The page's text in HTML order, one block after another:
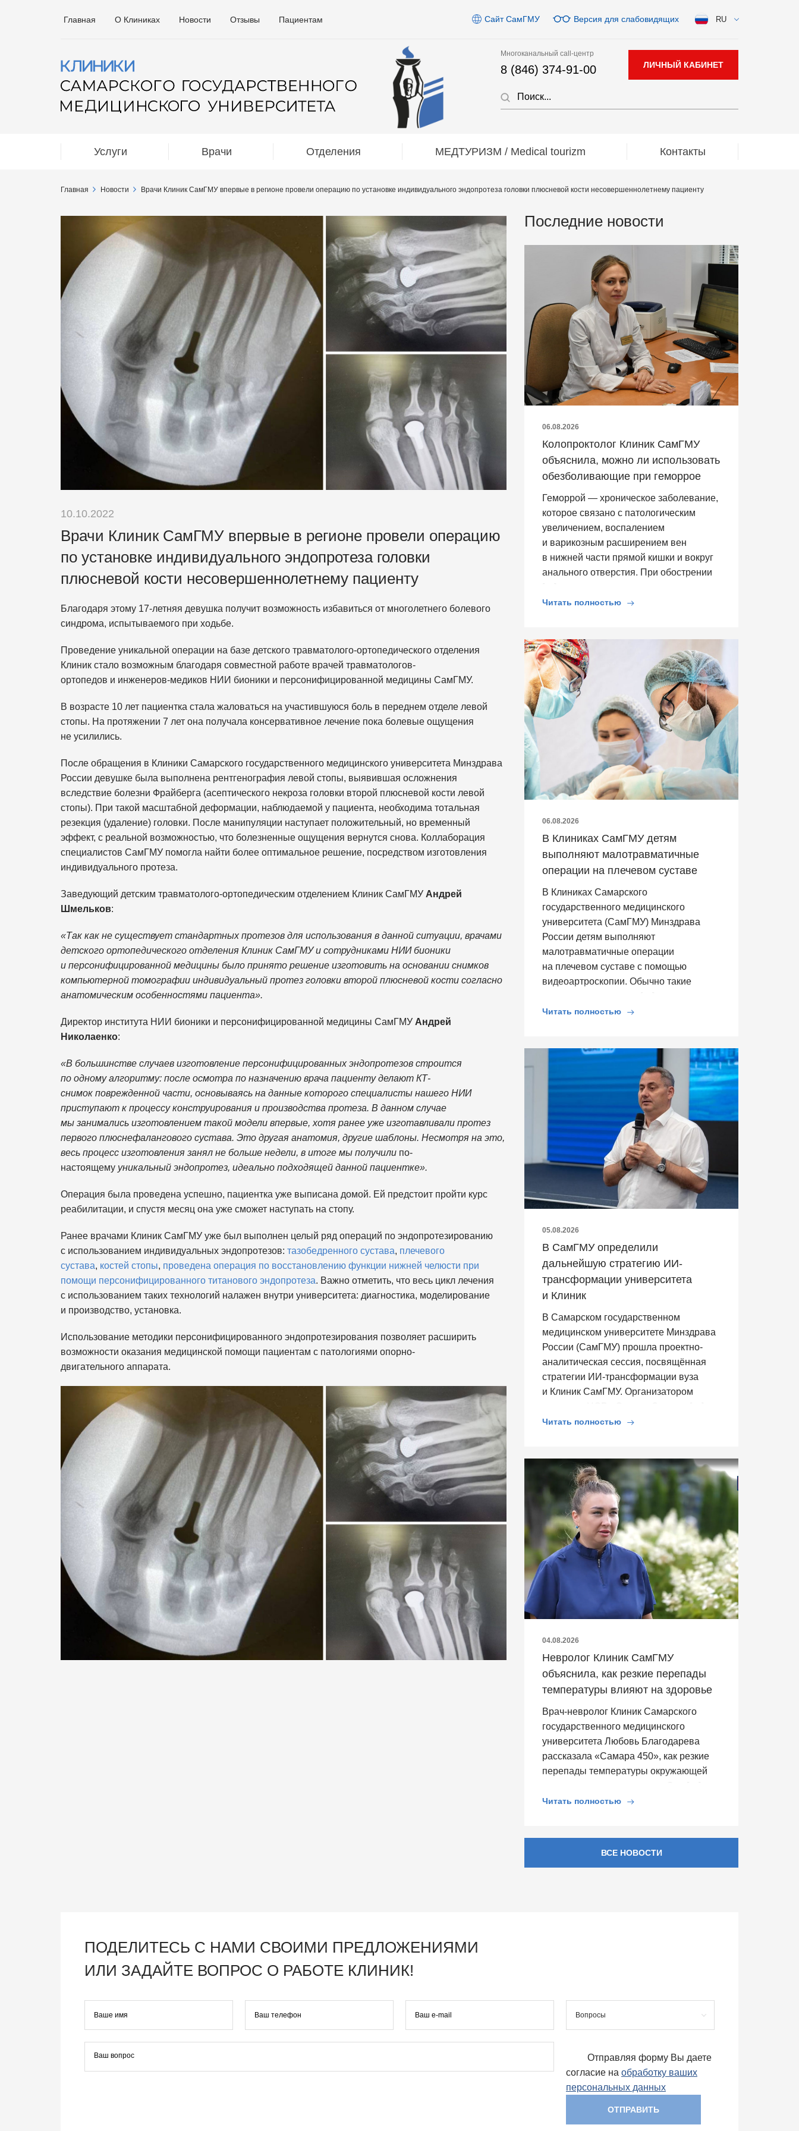
Главная О Клиниках Новости Отзывы Пациентам Сайт СамГМУ Версия для слабовидящих RU
Многоканальный call-центр
8 (846) 374-91-00 ЛИЧНЫЙ КАБИНЕТ
Услуги Врачи Отделения МЕДТУРИЗМ / Medical tourizm Контакты
Главная Новости Врачи Клиник СамГМУ впервые в регионе провели операцию по установке индивидуального эндопротеза головки плюсневой кости несовершеннолетнему пациенту
10.10.2022
Врачи Клиник СамГМУ впервые в регионе провели операцию
по установке индивидуального эндопротеза головки
плюсневой кости несовершеннолетнему пациенту
Благодаря этому 17-летняя девушка получит возможность избавиться от многолетнего болевого
синдрома, испытываемого при ходьбе.
Проведение уникальной операции на базе детского травматолого-ортопедического отделения
Клиник стало возможным благодаря совместной работе врачей травматологов-
ортопедов и инженеров-медиков НИИ бионики и персонифицированной медицины СамГМУ.
В возрасте 10 лет пациентка стала жаловаться на участившуюся боль в переднем отделе левой
стопы. На протяжении 7 лет она получала консервативное лечение пока болевые ощущения
не усилились.
После обращения в Клиники Самарского государственного медицинского университета Минздрава
России девушке была выполнена рентгенография левой стопы, выявившая осложнения
вследствие болезни Фрайберга (асептического некроза головки второй плюсневой кости левой
стопы). При такой масштабной деформации, наблюдаемой у пациента, необходима тотальная
резекция (удаление) головки. После манипуляции наступает положительный, но временный
эффект, с реальной возможностью, что болезненные ощущения вернутся снова. Коллаборация
специалистов СамГМУ помогла найти более оптимальное решение, посредством изготовления
индивидуального протеза.
Заведующий детским травматолого-ортопедическим отделением Клиник СамГМУ Андрей
Шмельков:
«Так как не существует стандартных протезов для использования в данной ситуации, врачами
детского ортопедического отделения Клиник СамГМУ и сотрудниками НИИ бионики
и персонифицированной медицины было принято решение изготовить на основании снимков
компьютерной томографии индивидуальный протез головки второй плюсневой кости согласно
анатомическим особенностями пациента».
Директор института НИИ бионики и персонифицированной медицины СамГМУ Андрей
Николаенко:
«В большинстве случаев изготовление персонифицированных эндопротезов строится
по одному алгоритму: после осмотра по назначению врача пациенту делают КТ-
снимок поврежденной части, основываясь на данные которого специалисты нашего НИИ
приступают к процессу конструирования и производства протеза. В данном случае
мы занимались изготовлением такой модели впервые, хотя ранее уже изготавливали протез
первого плюснефалангового сустава. Это другая анатомия, другие шаблоны. Несмотря на это,
весь процесс изготовления занял не больше недели, в итоге мы получили по-
настоящему уникальный эндопротез, идеально подходящей данной пациентке».
Операция была проведена успешно, пациентка уже выписана домой. Ей предстоит пройти курс
реабилитации, и спустя месяц она уже сможет наступать на стопу.
Ранее врачами Клиник СамГМУ уже был выполнен целый ряд операций по эндопротезированию
с использованием индивидуальных эндопротезов: тазобедренного сустава, плечевого
сустава, костей стопы, проведена операция по восстановлению функции нижней челюсти при
помощи персонифицированного титанового эндопротеза. Важно отметить, что весь цикл лечения
с использованием таких технологий налажен внутри университета: диагностика, моделирование
и производство, установка.
Использование методики персонифицированного эндопротезирования позволяет расширить
возможности оказания медицинской помощи пациентам с патологиями опорно-
двигательного аппарата.
Последние новости
06.08.2026
Колопроктолог Клиник СамГМУ
объяснила, можно ли использовать
обезболивающие при геморрое
Геморрой — хроническое заболевание,
которое связано с патологическим
увеличением, воспалением
и варикозным расширением вен
в нижней части прямой кишки и вокруг
анального отверстия. При обострении
Читать полностью
06.08.2026
В Клиниках СамГМУ детям
выполняют малотравматичные
операции на плечевом суставе
В Клиниках Самарского
государственного медицинского
университета (СамГМУ) Минздрава
России детям выполняют
малотравматичные операции
на плечевом суставе с помощью
видеоартроскопии. Обычно такие
Читать полностью
05.08.2026
В СамГМУ определили
дальнейшую стратегию ИИ-
трансформации университета
и Клиник
В Самарском государственном
медицинском университете Минздрава
России (СамГМУ) прошла проектно-
аналитическая сессия, посвящённая
стратегии ИИ-трансформации вуза
и Клиник СамГМУ. Организатором
Читать полностью
04.08.2026
Невролог Клиник СамГМУ
объяснила, как резкие перепады
температуры влияют на здоровье
Врач-невролог Клиник Самарского
государственного медицинского
университета Любовь Благодарева
рассказала «Самара 450», как резкие
перепады температуры окружающей
Читать полностью
ВСЕ НОВОСТИ
ПОДЕЛИТЕСЬ С НАМИ СВОИМИ ПРЕДЛОЖЕНИЯМИ
ИЛИ ЗАДАЙТЕ ВОПРОС О РАБОТЕ КЛИНИК!
Вопросы
Отправляя форму Вы даете
согласие на обработку ваших
персональных данных
ОТПРАВИТЬ